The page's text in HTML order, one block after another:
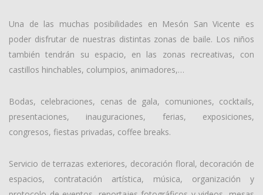
Una de las muchas posibilidades en Mesón San Vicente es
poder disfrutar de nuestras distintas zonas de baile. Los niños
también tendrán su espacio, en las zonas recreativas, con
castillos hinchables, columpios, animadores,…
Bodas, celebraciones, cenas de gala, comuniones, cocktails,
presentaciones, inauguraciones, ferias, exposiciones,
congresos, fiestas privadas, coffee breaks.
Servicio de terrazas exteriores, decoración floral, decoración de
espacios, contratación artística, música, organización y